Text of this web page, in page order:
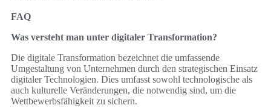
FAQ
Was versteht man unter digitaler Transformation?
Die digitale Transformation bezeichnet die umfassende
Umgestaltung von Unternehmen durch den strategischen Einsatz
digitaler Technologien. Dies umfasst sowohl technologische als
auch kulturelle Veränderungen, die notwendig sind, um die
Wettbewerbsfähigkeit zu sichern.